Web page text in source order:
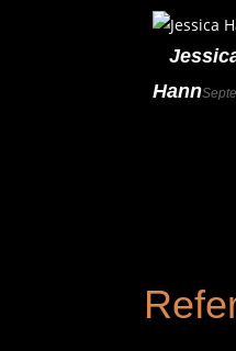
Hann